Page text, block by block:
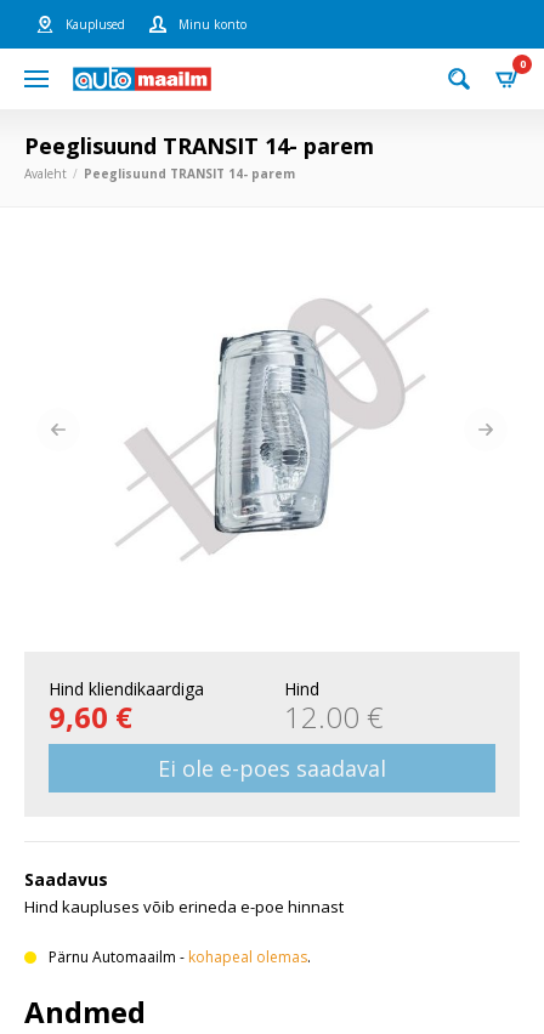
Kauplused Minu konto
0
Peeglisuund TRANSIT 14- parem
Avaleht Peeglisuund TRANSIT 14- parem
Hind kliendikaardiga
9,60 €
Hind
12.00 €
Ei ole e-poes saadaval
Saadavus
Hind kaupluses võib erineda e-poe hinnast
Pärnu Automaailm - kohapeal olemas.
Andmed